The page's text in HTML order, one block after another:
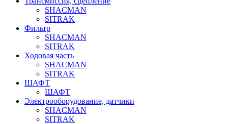
SHACMAN
SITRAK
Фильтр
SHACMAN
SITRAK
Ходовая часть
SHACMAN
SITRAK
ШАФТ
ШАФТ
Электрооборудование, датчики
SHACMAN
SITRAK